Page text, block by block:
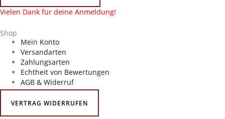
Vielen Dank für deine Anmeldung!
Shop
Mein Konto
Versandarten
Zahlungsarten
Echtheit von Bewertungen
AGB & Widerruf
VERTRAG WIDERRUFEN